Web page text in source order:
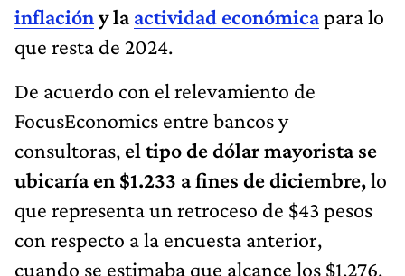
inflacióny laactividad económicapara lo
que resta de 2024.
De acuerdo con el relevamiento de
FocusEconomics entre bancos y
consultoras, el tipo de dólar mayorista se
ubicaría en $1.233 a fines de diciembre,lo
que representa un retroceso de $43 pesos
con respecto a la encuesta anterior,
cuando se estimaba que alcance los $1.276.